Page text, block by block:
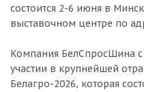
состоится 2-6 июня в
выставочном центре по
Компания БелСпросШина
участии в крупнейшей
Белагро-2026, которая